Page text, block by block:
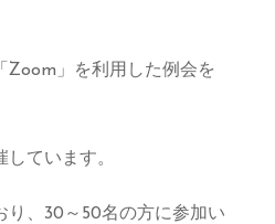
Zoom」を利用した例会を
ています。
り、30～50名の方に参加い